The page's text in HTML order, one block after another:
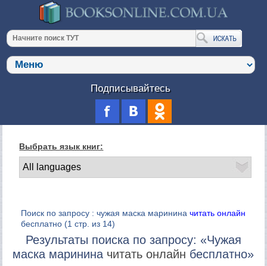
Подписывайтесь
Выбрать язык книг:
Поиск по запросу : чужая маска марининачитать онлайн
бесплатно (1 стр. из 14)
Результаты поиска по запросу: «Чужая
маска маринина читать онлайн бесплатно»